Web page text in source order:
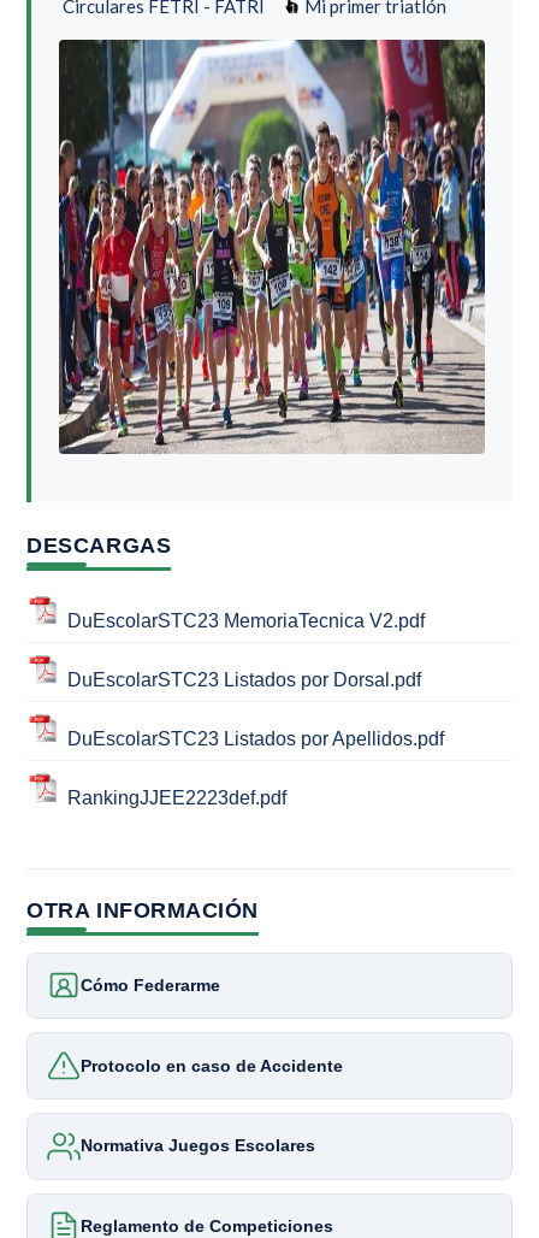
Circulares FETRI - FATRI Mi primer triatlón
DESCARGAS
DuEscolarSTC23 MemoriaTecnica V2.pdf
DuEscolarSTC23 Listados por Dorsal.pdf
DuEscolarSTC23 Listados por Apellidos.pdf
RankingJJEE2223def.pdf
OTRA INFORMACIÓN
Cómo Federarme
Protocolo en caso de Accidente
Normativa Juegos Escolares
Reglamento de Competiciones